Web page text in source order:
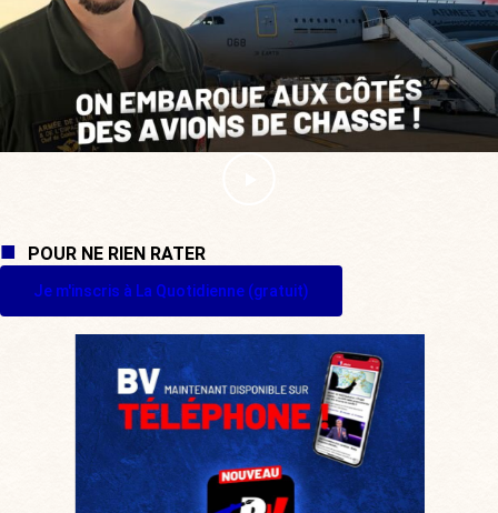
POUR NE RIEN RATER
Je m'inscris à La Quotidienne (gratuit)